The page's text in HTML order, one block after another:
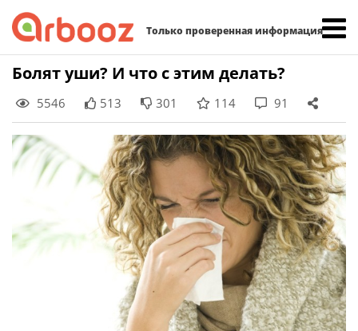
Только проверенная информация
Skip
content
Болят уши? И что с этим делать?
5546 513 301 114 91
Найти: